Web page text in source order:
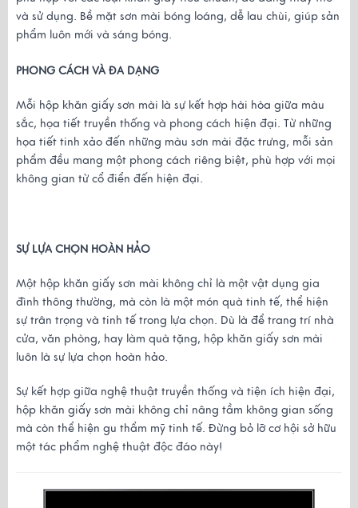
và sử dụng. Bề mặt sơn mài bóng loáng, dễ lau chùi, giúp sản
phẩm luôn mới và sáng bóng.
PHONG CÁCH VÀ ĐA DẠNG
Mỗi hộp khăn giấy sơn mài là sự kết hợp hài hòa giữa màu
sắc, họa tiết truyền thống và phong cách hiện đại. Từ những
họa tiết tinh xảo đến những màu sơn mài đặc trưng, mỗi sản
phẩm đều mang một phong cách riêng biệt, phù hợp với mọi
không gian từ cổ điển đến hiện đại.
SỰ LỰA CHỌN HOÀN HẢO
Một hộp khăn giấy sơn mài không chỉ là một vật dụng gia
đình thông thường, mà còn là một món quà tinh tế, thể hiện
sự trân trọng và tinh tế trong lựa chọn. Dù là để trang trí nhà
cửa, văn phòng, hay làm quà tặng, hộp khăn giấy sơn mài
luôn là sự lựa chọn hoàn hảo.
Sự kết hợp giữa nghệ thuật truyền thống và tiện ích hiện đại,
hộp khăn giấy sơn mài không chỉ nâng tầm không gian sống
mà còn thể hiện gu thẩm mỹ tinh tế. Đừng bỏ lỡ cơ hội sở hữu
một tác phẩm nghệ thuật độc đáo này!